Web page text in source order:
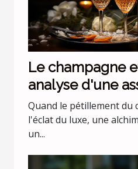
Le champagne
analyse d'une
incontournable
Quand le pétillement du
l'éclat du luxe, une
un...